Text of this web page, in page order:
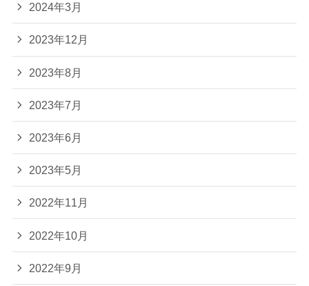
2024年3月
2023年12月
2023年8月
2023年7月
2023年6月
2023年5月
2022年11月
2022年10月
2022年9月